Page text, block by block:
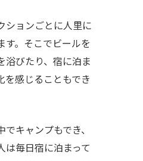
ションごとに人里に
す。そこでビールを
浴びたり、宿に泊ま
を感じることもでき
キャンプもでき、
は毎日宿に泊まって